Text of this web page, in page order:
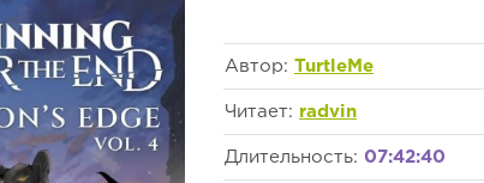
Автор: TurtleMe
Читает: radvin
Длительность: 07:42:40